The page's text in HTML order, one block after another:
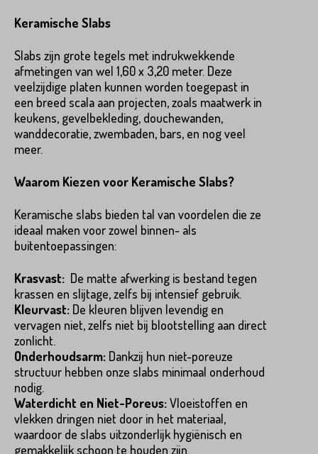
Keramische Slabs
Slabs zijn grote tegels met indrukwekkende
afmetingen van wel 1,60 x 3,20 meter. Deze
veelzijdige platen kunnen worden toegepast in
een breed scala aan projecten, zoals maatwerk in
keukens, gevelbekleding, douchewanden,
wanddecoratie, zwembaden, bars, en nog veel
meer.
Waarom Kiezen voor Keramische Slabs?
Keramische slabs bieden tal van voordelen die ze
ideaal maken voor zowel binnen- als
buitentoepassingen:
Krasvast: De matte afwerking is bestand tegen
krassen en slijtage, zelfs bij intensief gebruik.
Kleurvast: De kleuren blijven levendig en
vervagen niet, zelfs niet bij blootstelling aan direct
zonlicht.
Onderhoudsarm: Dankzij hun niet-poreuze
structuur hebben onze slabs minimaal onderhoud
nodig.
Waterdicht en Niet-Poreus:Vloeistoffen en
vlekken dringen niet door in het materiaal,
waardoor de slabs uitzonderlijk hygiënisch en
gemakkelijk schoon te houden zijn.
Variant*
Hoeveelstheeft u nodig?*
Voornaam*
Achternaam*
Achternaam*
Emailadres*